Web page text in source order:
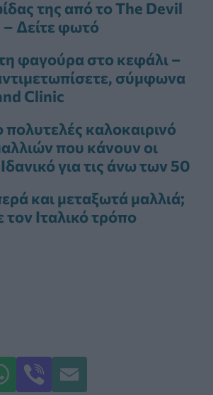
της από το The Devil
Δείτε φωτό
φαγούρα στο κεφάλι –
σύμφωνα
Clinic
καλοκαιρινό
που κάνουν οι
για τις άνω των 50
και μεταξωτά μαλλιά;
τον Ιταλικό τρόπο